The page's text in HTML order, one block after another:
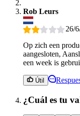
Rob Leurs
26/
Op zich een
aangesloten,
een week is
Útil
¿Cuál es tu